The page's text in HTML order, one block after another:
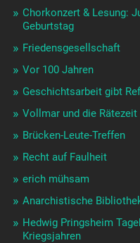
Chorkonzert & Lesung:
Geburtstag
Friedensgesellschaft
Vor 100 Jahren
Geschichtsarbeit gibt
Vollmar und die Rätezeit
Brücken-Leute-Treffen
Recht auf Faulheit
erich mühsam
Anarchistische
Hedwig Pringsheim
Kriegsjahren